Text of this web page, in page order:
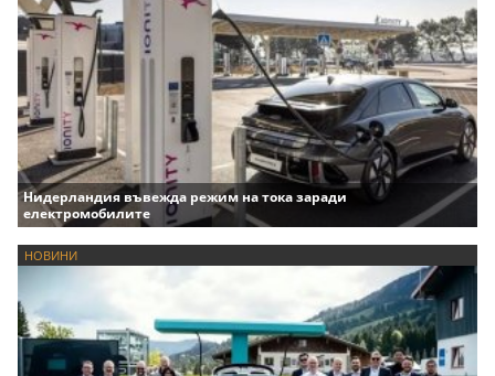
Нидерландия въвежда режим на тока заради
електромобилите
НОВИНИ